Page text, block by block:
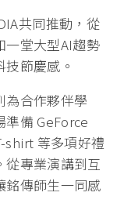
共同推動，從
一堂大型AI趨勢
節慶感。
為合作夥伴學
備 GeForce
shirt 等多項好禮
從專業演講到互
銘傳師生一同感